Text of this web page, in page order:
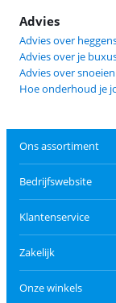
Advies
Advies over
Advies over je
Advies over snoeien
Hoe onderhoud je
Ons assortiment
Bedrijfswebsite
Klantenservice
Zakelijk
Onze winkels